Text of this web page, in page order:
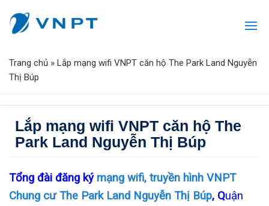
Trang chủ » Lắp mạng wifi VNPT căn hộ The Park Land Nguyễn
Thị Búp
Lắp mạng wifi VNPT căn hộ The
Park Land Nguyễn Thị Búp
Tổng đài đăng ký mạng wifi, truyền hình VNPT
Chung cư The Park Land Nguyễn Thị Búp, Quận